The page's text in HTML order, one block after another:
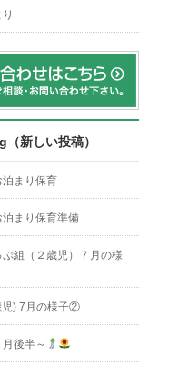
新しい投稿）
まり保育
まり保育準備
ぷ組（２歳児）７月の様
児) 7月の様子②
後半～